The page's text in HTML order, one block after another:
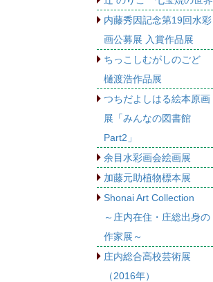
内藤秀因記念第19回水彩
画公募展 入賞作品展
ちっこしむがしのごど
樋渡浩作品展
つちだよしはる絵本原画
展「みんなの図書館
Part2」
余目水彩画会絵画展
加藤元助植物標本展
Shonai Art Collection
～庄内在住・庄総出身の
作家展～
庄内総合高校芸術展
（2016年）